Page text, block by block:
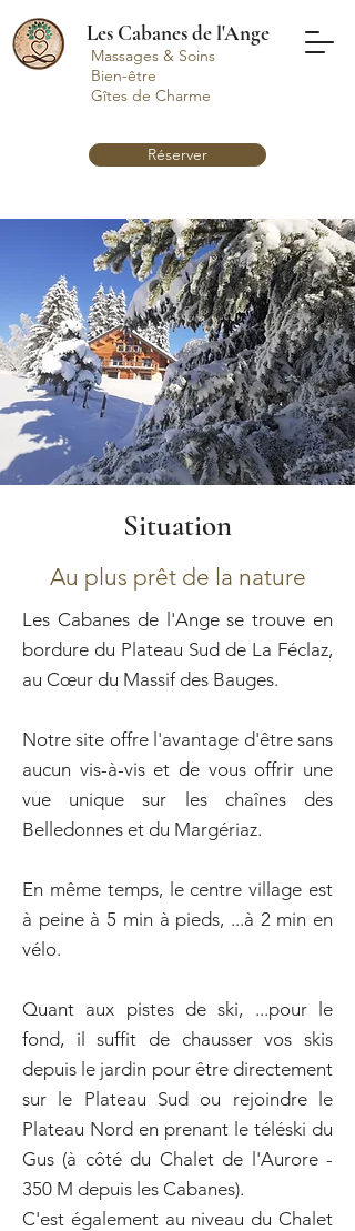
Les Cabanes de l'Ange
Massages & Soins
Bien-être
Gîtes de Charme
Réserver
Situation
Au plus prêt de la nature
Les Cabanes de l'Ange se trouve en
bordure du Plateau Sud de La Féclaz,
au Cœur du Massif des Bauges.
Notre site offre l'avantage d'être sans
aucun vis-à-vis et de vous offrir une
vue unique sur les chaînes des
Belledonnes et du Margériaz.
En même temps, le centre village est
à peine à 5 min à pieds, ...à 2 min en
vélo.
Quant aux pistes de ski, ...pour le
fond, il suffit de chausser vos skis
depuis le jardin pour être directement
sur le Plateau Sud ou rejoindre le
Plateau Nord en prenant le téléski du
Gus (à côté du Chalet de l'Aurore -
350 M depuis les Cabanes).
C'est également au niveau du Chalet